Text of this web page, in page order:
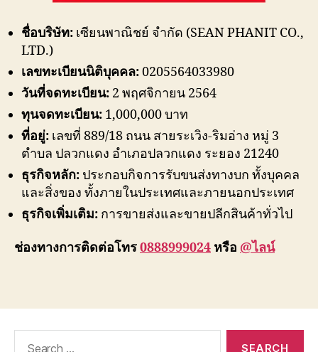
ชื่อบริษัท: เซียนพาณิชย์ จำกัด (SEAN PHANIT CO.,
LTD.)
เลขทะเบียนนิติบุคคล:0205564033980
วันที่จดทะเบียน: 2 พฤศจิกายน 2564
ทุนจดทะเบียน: 1,000,000 บาท
ที่อยู่: เลขที่ 889/18 ถนน สายระเวิง-ริมอ่าง หมู่ 3
ตำบล ปลวกแดง อำเภอปลวกแดง ระยอง 21240
ธุรกิจหลัก: ประกอบกิจการรับขนส่งทางบก ทั้งบุคคล
และสิ่งของ ทั้งภายในประเทศและภายนอกประเทศ
ธุรกิจเพิ่มเติม: การขายส่งและขายปลีกสินค้าทั่วไป
ช่องทางการติดต่อโทร0888999024 หรือ @ไลน์